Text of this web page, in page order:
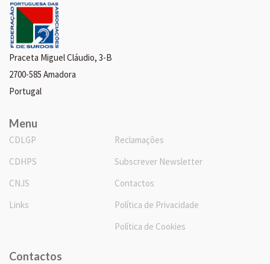
Praceta Miguel Cláudio, 3-B
2700-585 Amadora
Portugal
Menu
CDLGP
CDHPS
CNJS
Links
Reclamações
Subscrever Newsletter
Contactos
Política de Privacidade
Política de Cookies
Contactos